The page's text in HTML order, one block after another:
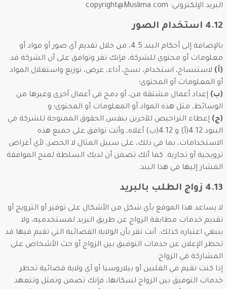
البريد الإلكتروني: copyright@Muslima.com
4.12 استخدام الصور
بالإضافة إلى أحكام البند 4.5، من خلال تقديم أي صور أو مواد أو
معلومات أو محتوى للشركة، فإنك تقر وتوافق على أن الشركة قد:
(أ) لاستنساخ، استخدام، نسخ، أداء، عرض، توزيع واستغلال المواد
أو المعلومات أو المحتوى؛
(ب) إعداد أعمال مشتقة من، أو دمج في أعمال أخرى وغيرها من
الوسائط، مثل هذه المواد أو المعلومات أو المحتوى؛ و
(ج) إعطاء التراخيص للآخرين بنفس الحقوق الممنوحة للشركة في
البنود 4.12(أ) و 4.12(ب) أعلاه، وأنت توافق على جميع هذه
الاستخدامات، بما في ذلك، على سبيل المثال لا الحصر، لأي أغراض
ترويجية أو تجارية. كما أنك تضمن أن لديك السلطة لمنح الموافقة
المشار إليها في هذا البند.
4.13 زواج الطلب بالبريد
لا يساعد هذا الموقع بأي شكل من الأشكال على توفير أو الترويج أو
تقديم خدمات مطابقة الزواج عن طريق البريد لمستخدميه، ولا
ينبغي اعتباره كذلك. أنت تقر بأن الولاية القضائية التي تقيم فيها قد
تحظر الإعلان عن خدمات التوفيق بين الزواج أو حث الأشخاص على
المشاركة في الزواج.
إذا كنت تقيم في الفلبين أو بيلاروسيا أو أي ولاية قضائية تحظر
خدمات التوفيق بين الزواج لسكانها، فإنك تضمن وتمثل وتتعهد